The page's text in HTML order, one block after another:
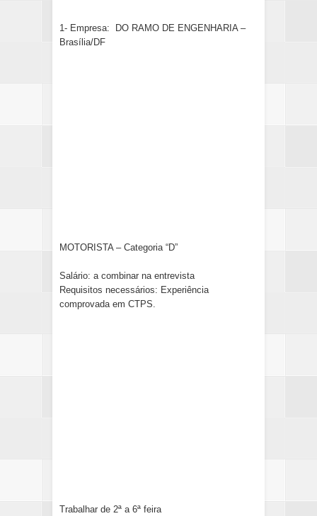
1- Empresa: DO RAMO DE ENGENHARIA –
Brasília/DF
MOTORISTA – Categoria “D”
Salário: a combinar na entrevista
Requisitos necessários: Experiência
comprovada em CTPS.
Trabalhar de 2ª a 6ª feira